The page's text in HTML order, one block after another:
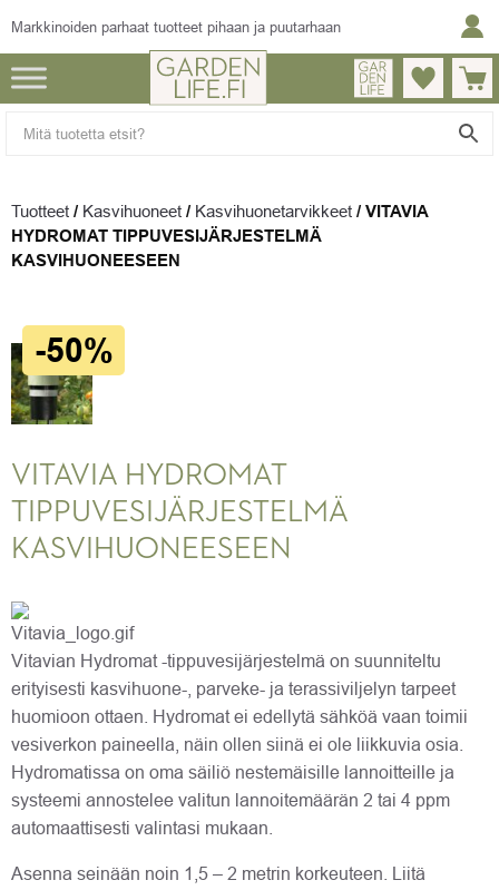
Markkinoiden parhaat tuotteet pihaan ja puutarhaan
Tuotteet / Kasvihuoneet / Kasvihuonetarvikkeet / VITAVIA
HYDROMAT TIPPUVESIJÄRJESTELMÄ
KASVIHUONEESEEN
-50%
VITAVIA HYDROMAT
TIPPUVESIJÄRJESTELMÄ
KASVIHUONEESEEN
Vitavian Hydromat -tippuvesijärjestelmä on suunniteltu
erityisesti kasvihuone-, parveke- ja terassiviljelyn tarpeet
huomioon ottaen. Hydromat ei edellytä sähköä vaan toimii
vesiverkon paineella, näin ollen siinä ei ole liikkuvia osia.
Hydromatissa on oma säiliö nestemäisille lannoitteille ja
systeemi annostelee valitun lannoitemäärän 2 tai 4 ppm
automaattisesti valintasi mukaan.
Asenna seinään noin 1,5 – 2 metrin korkeuteen. Liitä